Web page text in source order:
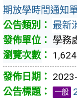
期放學時間通知
最新
學務
1,624
一般